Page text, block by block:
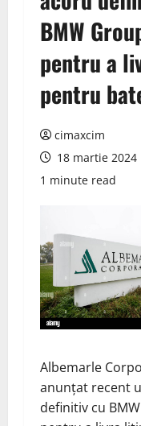
BMW
pentru a
pentru
cimaxcim
18 martie 2024
1 minute read
Albemarle
anunțat recent
definitiv cu